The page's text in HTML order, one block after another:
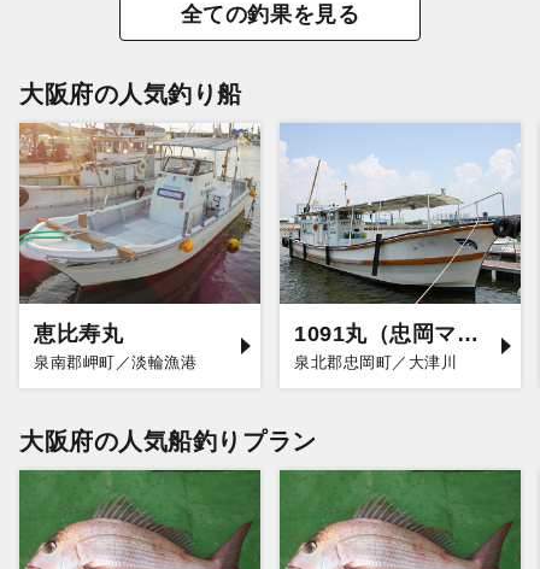
全ての釣果を見る
大阪府の人気釣り船
恵比寿丸
泉南郡岬町／淡輪漁港
1091丸（忠岡マリーナ店）
泉北郡忠岡町／大津川
大阪府の人気船釣りプラン